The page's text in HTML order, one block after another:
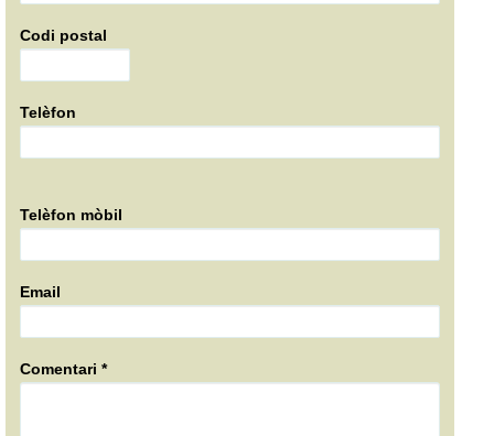
Codi postal
Telèfon
Telèfon mòbil
Email
Comentari *